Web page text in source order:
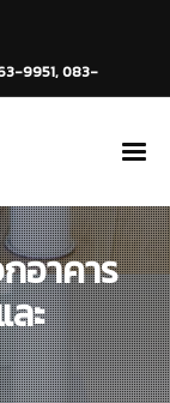
9951, 083-
อาคาร
ะ